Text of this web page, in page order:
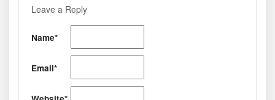
Leave a Reply
Name*
Email*